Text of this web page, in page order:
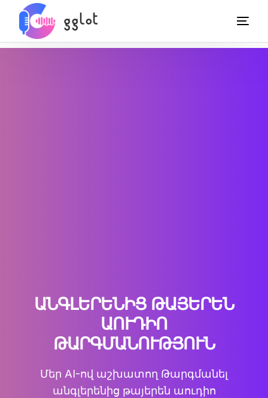
ԱՆԳԼԵՐԵՆԻՑ ԹԱՅԵՐԵՆ
ԱՈՒԴԻՈ
ԹԱՐԳՄԱՆՈՒԹՅՈՒՆ
Մեր AI-ով աշխատող Թարգմանել
անգլերենից թայերեն աուդիո